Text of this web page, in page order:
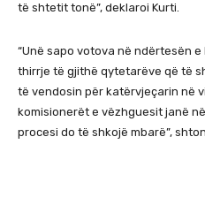
të shtetit tonë”, deklaroi Kurti.
“Unë sapo votova në ndërtesën
thirrje të gjithë qytetarëve që të
të vendosin për katërvjeçarin në
komisionerët e vëzhguesit janë
procesi do të shkojë mbarë”,